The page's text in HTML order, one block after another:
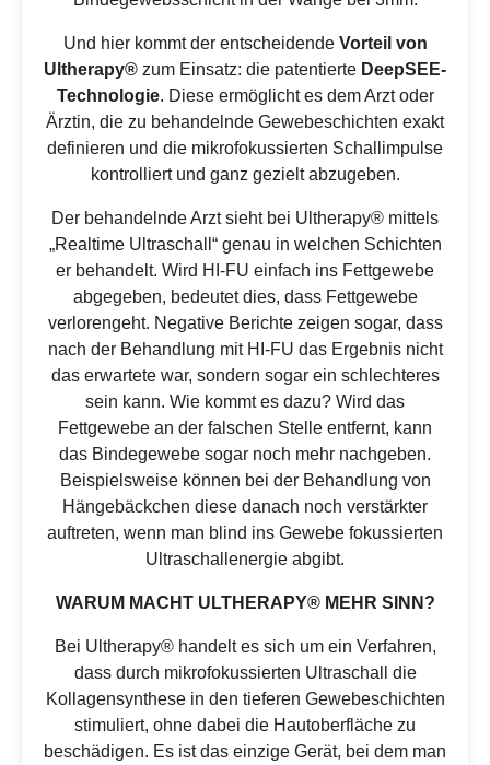
Und hier kommt der entscheidende Vorteil von
Ultherapy® zum Einsatz: die patentierte DeepSEE-
Technologie. Diese ermöglicht es dem Arzt oder
Ärztin, die zu behandelnde Gewebeschichten exakt
definieren und die mikrofokussierten Schallimpulse
kontrolliert und ganz gezielt abzugeben.
Der behandelnde Arzt sieht bei Ultherapy® mittels
„Realtime Ultraschall“ genau in welchen Schichten
er behandelt. Wird HI-FU einfach ins Fettgewebe
abgegeben, bedeutet dies, dass Fettgewebe
verlorengeht. Negative Berichte zeigen sogar, dass
nach der Behandlung mit HI-FU das Ergebnis nicht
das erwartete war, sondern sogar ein schlechteres
sein kann. Wie kommt es dazu? Wird das
Fettgewebe an der falschen Stelle entfernt, kann
das Bindegewebe sogar noch mehr nachgeben.
Beispielsweise können bei der Behandlung von
Hängebäckchen diese danach noch verstärkter
auftreten, wenn man blind ins Gewebe fokussierten
Ultraschallenergie abgibt.
WARUM MACHT ULTHERAPY® MEHR SINN?
Bei Ultherapy® handelt es sich um ein Verfahren,
dass durch mikrofokussierten Ultraschall die
Kollagensynthese in den tieferen Gewebeschichten
stimuliert, ohne dabei die Hautoberfläche zu
beschädigen. Es ist das einzige Gerät, bei dem man